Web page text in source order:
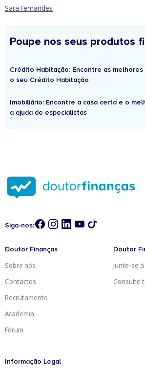
Sara Fernandes
Poupe nos seus produtos
Crédito Habitação: Encontre as
o seu Crédito Habitação
Imobiliário: Encontre a casa certa e o
a ajuda de especialistas
Siga-nos:
Doutor Finanças
Sobre nós
Contactos
Recrutamento
Academia
Fórum
Doutor
Junte-se
Consulte
Informação Legal